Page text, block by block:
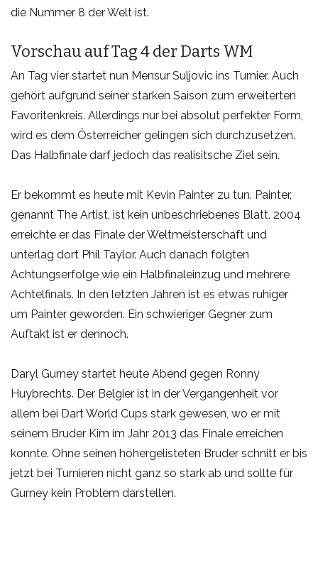
die Nummer 8 der Welt ist.
Vorschau auf Tag 4 der Darts WM
An Tag vier startet nun Mensur Suljovic ins Turnier. Auch
gehört aufgrund seiner starken Saison zum erweiterten
Favoritenkreis. Allerdings nur bei absolut perfekter Form,
wird es dem Österreicher gelingen sich durchzusetzen.
Das Halbfinale darf jedoch das realisitsche Ziel sein.
Er bekommt es heute mit Kevin Painter zu tun. Painter,
genannt The Artist, ist kein unbeschriebenes Blatt. 2004
erreichte er das Finale der Weltmeisterschaft und
unterlag dort Phil Taylor. Auch danach folgten
Achtungserfolge wie ein Halbfinaleinzug und mehrere
Achtelfinals. In den letzten Jahren ist es etwas ruhiger
um Painter geworden. Ein schwieriger Gegner zum
Auftakt ist er dennoch.
Daryl Gurney startet heute Abend gegen Ronny
Huybrechts. Der Belgier ist in der Vergangenheit vor
allem bei Dart World Cups stark gewesen, wo er mit
seinem Bruder Kim im Jahr 2013 das Finale erreichen
konnte. Ohne seinen höhergelisteten Bruder schnitt er bis
jetzt bei Turnieren nicht ganz so stark ab und sollte für
Gurney kein Problem darstellen.